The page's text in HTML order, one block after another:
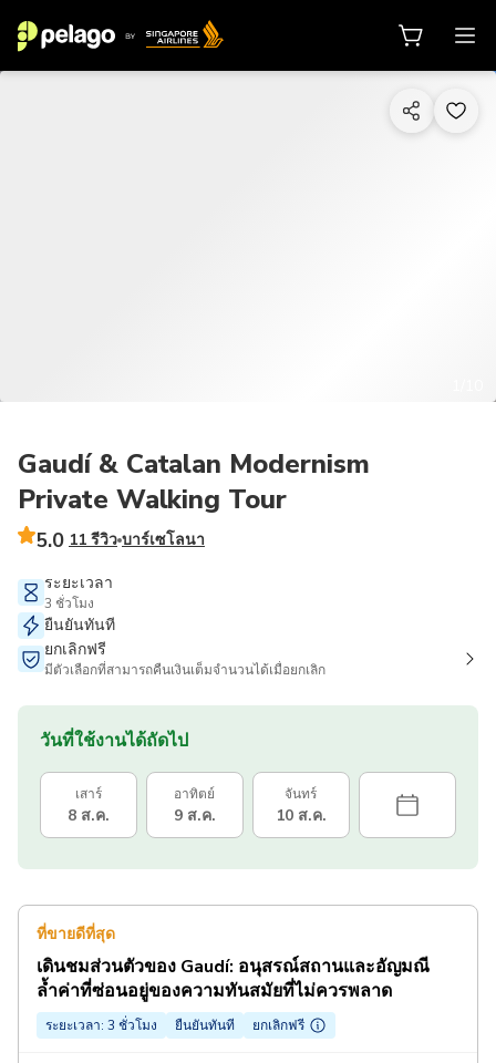
Gaudí & Catalan Modernism
Private Walking Tour
5.0 11 รีวิว บาร์เซโลนา
ระยะเวลา
3 ชั่วโมง
ยืนยันทันที
ยกเลิกฟรี
มีตัวเลือกที่สามารถคืนเงินเต็มจำนวนได้เมื่อยกเลิก
วันที่ใช้งานได้ถัดไป
เสาร์
8 ส.ค.
อาทิตย์
9 ส.ค.
จันทร์
10 ส.ค.
ที่ขายดีที่สุด
เดินชมส่วนตัวของ Gaudí: อนุสรณ์สถานและอัญมณี
ล้ำค่าที่ซ่อนอยู่ของความทันสมัยที่ไม่ควรพลาด
ระยะเวลา: 3 ชั่วโมง ยืนยันทันที ยกเลิกฟรี